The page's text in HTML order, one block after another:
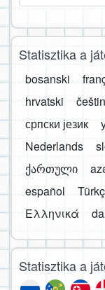
Statisztika a
bosanski
hrvatski
српски језик
Nederlands
ქართული
español
Ελληνικά
Statisztika a